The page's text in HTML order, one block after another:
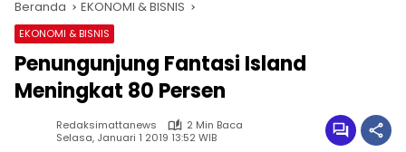
Beranda EKONOMI & BISNIS
EKONOMI & BISNIS
Penungunjung Fantasi Island
Meningkat 80 Persen
Redaksimattanews
2 Min Baca
Selasa, Januari 1 2019 13:52 WIB